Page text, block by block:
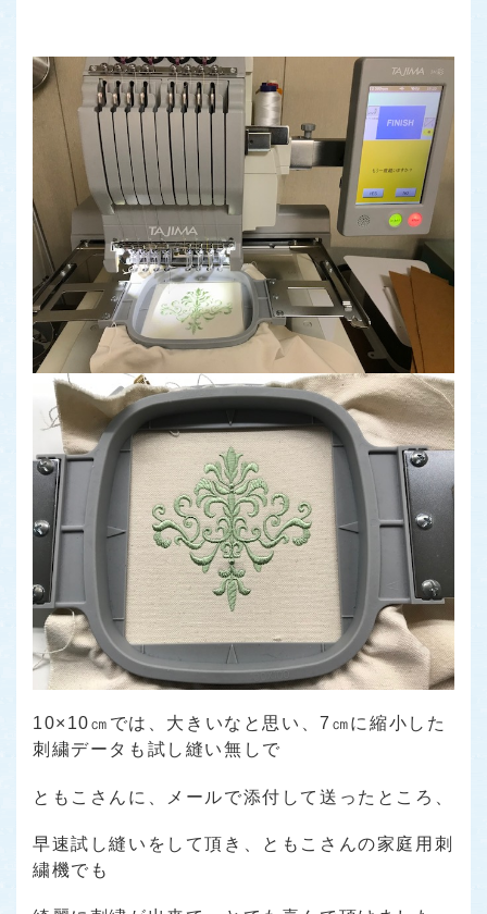
10×10㎝では、大きいなと思い、7㎝に縮小した
刺繍データも試し縫い無しで
ともこさんに、メールで添付して送ったところ、
早速試し縫いをして頂き、ともこさんの家庭用刺
繍機でも